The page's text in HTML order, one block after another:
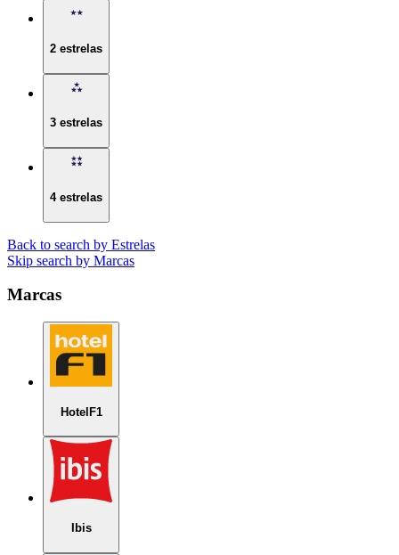
2 estrelas
3 estrelas
4 estrelas
Back to search by Estrelas
Skip search by Marcas
Marcas
HotelF1
Ibis